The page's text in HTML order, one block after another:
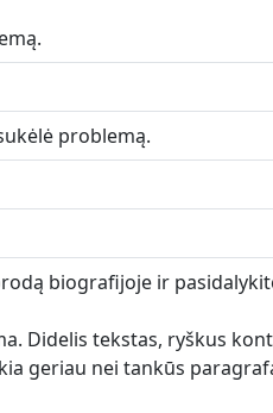
problemą.
biografijoje ir
Didelis tekstas, ryškus
geriau nei tankūs